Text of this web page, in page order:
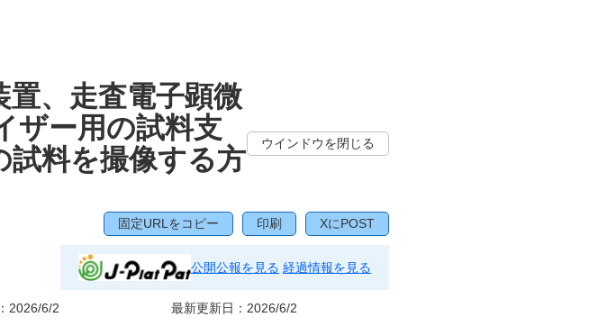
置、走査電子顕微
ザー用の試料支
試料を撮像する方
ウインドウを閉じる
固定URLをコピー 印刷 XにPOST
公開公報を見る 経過情報を見る
2026/6/2 最新更新日： 2026/6/2